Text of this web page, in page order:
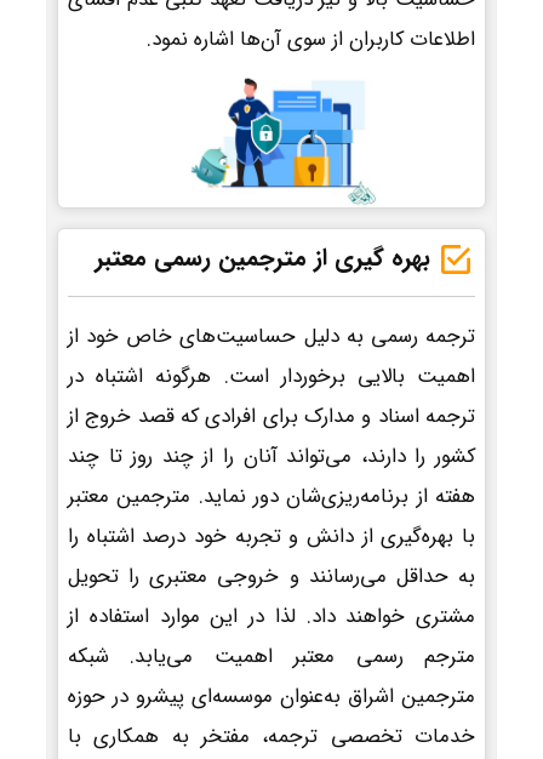
اطلاعات کاربران از سوی آن‌ها اشاره نمود.
بهره گیری از مترجمین رسمی معتبر
ترجمه رسمی به دلیل حساسیت‌های خاص خود از
اهمیت بالایی برخوردار است. هرگونه اشتباه در
ترجمه اسناد و مدارک برای افرادی که قصد خروج از
کشور را دارند، می‌تواند آنان را از چند روز تا چند
هفته از برنامه‌ریزی‌شان دور نماید. مترجمین معتبر
با بهره‌گیری از دانش و تجربه خود درصد اشتباه را
به حداقل می‌رسانند و خروجی معتبری را تحویل
مشتری خواهند داد. لذا در این موارد استفاده از
مترجم رسمی معتبر اهمیت می‌یابد. شبکه
مترجمین اشراق به‌عنوان موسسه‌ای پیشرو در حوزه
خدمات تخصصی ترجمه، مفتخر به همکاری با